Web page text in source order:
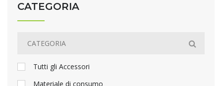
CATEGORIA
Tutti gli Accessori
Materiale di consumo